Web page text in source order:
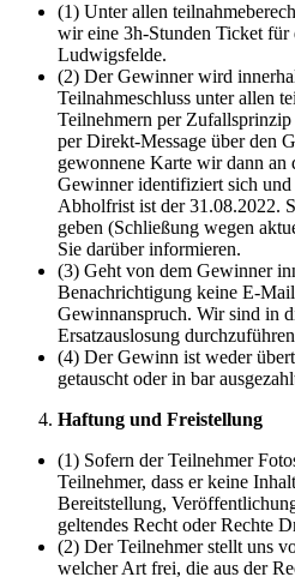
(1) Unter allen
wir eine 3h-Stunden Ticket
Ludwigsfelde.
(2) Der Gewinner wird
Teilnahmeschluss unter allen
Teilnehmern per
per Direkt-Message über den
gewonnene Karte wir dann an
Gewinner identifiziert sich
Abholfrist ist der 31.08.2022.
geben (Schließung wegen
Sie darüber informieren.
(3) Geht von dem Gewinner
Benachrichtigung keine E-
Gewinnanspruch. Wir sind in
Ersatzauslosung
(4) Der Gewinn ist weder
getauscht oder in bar
Haftung und Freistellung
(1) Sofern der Teilnehmer
Teilnehmer, dass er keine
Bereitstellung,
geltendes Recht oder Rechte
(2) Der Teilnehmer stellt uns
welcher Art frei, die aus der